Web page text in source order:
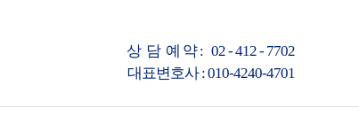
상 담 예 약 : 02 - 412 - 7702
대표변호사 : 010-4240-4701